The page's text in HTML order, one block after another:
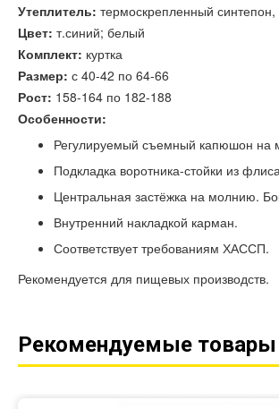
Утеплитель: термоскрепленный синтепон,
Цвет: т.синий; белый
Комплект: куртка
Размер: с 40-42 по 64-66
Рост: 158-164 по 182-188
Особенности:
Регулируемый съемный капюшон на
Подкладка воротника-стойки из
Центральная застёжка на молнию.
Внутренний накладкой карман.
Соответствует требованиям ХАССП.
Рекомендуется для пищевых производств.
Рекомендуемые товары